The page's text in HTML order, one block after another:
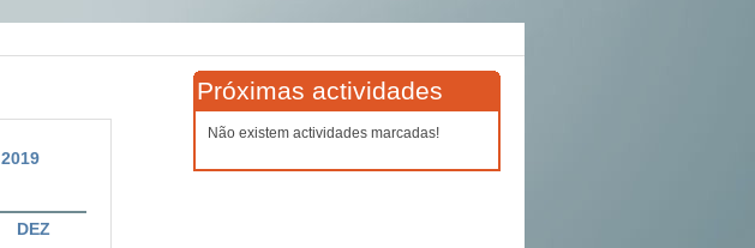
2019
DEZ
Próximas actividades
Não existem actividades marcadas!